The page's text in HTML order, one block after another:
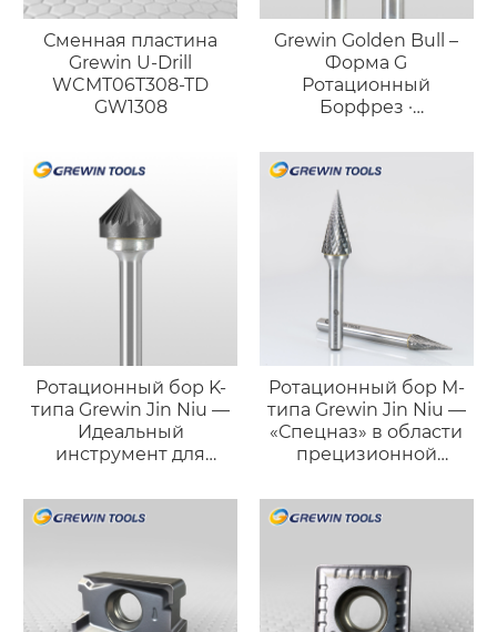
Сменная пластина
Grewin U-Drill
WCMT06T308-TD
GW1308
Grewin Golden Bull –
Форма G
Ротационный
Борфрез ·
Длинный Конический
Инструмент
Ротационный бор K-
типа Grewin Jin Niu —
Идеальный
инструмент для
доводки поверхности
Ротационный бор M-
типа Grewin Jin Niu —
«Спецназ» в области
прецизионной